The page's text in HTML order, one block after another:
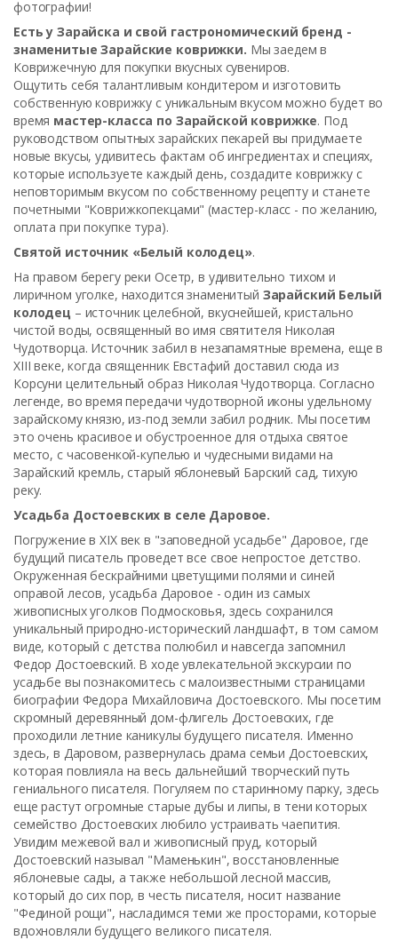
фотографии!
Есть у Зарайска и свой гастрономический бренд -
знаменитые Зарайские коврижки. Мы заедем в
Коврижечную для покупки вкусных сувениров.
Ощутить себя талантливым кондитером и изготовить
собственную коврижку с уникальным вкусом можно будет во
время мастер-класса по Зарайской коврижке. Под
руководством опытных зарайских пекарей вы придумаете
новые вкусы, удивитесь фактам об ингредиентах и специях,
которые используете каждый день, создадите коврижку с
неповторимым вкусом по собственному рецепту и станете
почетными "Коврижкопекцами" (мастер-класс - по желанию,
оплата при покупке тура).
Святой источник «Белый колодец».
На правом берегу реки Осетр, в удивительно тихом и
лиричном уголке, находится знаменитый Зарайский Белый
колодец – источник целебной, вкуснейшей, кристально
чистой воды, освященный во имя святителя Николая
Чудотворца. Источник забил в незапамятные времена, еще в
XIII веке, когда священник Евстафий доставил сюда из
Корсуни целительный образ Николая Чудотворца. Согласно
легенде, во время передачи чудотворной иконы удельному
зарайскому князю, из-под земли забил родник. Мы посетим
это очень красивое и обустроенное для отдыха святое
место, с часовенкой-купелью и чудесными видами на
Зарайский кремль, старый яблоневый Барский сад, тихую
реку.
Усадьба Достоевских в селе Даровое.
Погружение в XIX век в "заповедной усадьбе" Даровое, где
будущий писатель проведет все свое непростое детство.
Окруженная бескрайними цветущими полями и синей
оправой лесов, усадьба Даровое - один из самых
живописных уголков Подмосковья, здесь сохранился
уникальный природно-исторический ландшафт, в том самом
виде, который с детства полюбил и навсегда запомнил
Федор Достоевский. В ходе увлекательной экскурсии по
усадьбе вы познакомитесь с малоизвестными страницами
биографии Федора Михайловича Достоевского. Мы посетим
скромный деревянный дом-флигель Достоевских, где
проходили летние каникулы будущего писателя. Именно
здесь, в Даровом, развернулась драма семьи Достоевских,
которая повлияла на весь дальнейший творческий путь
гениального писателя. Погуляем по старинному парку, здесь
еще растут огромные старые дубы и липы, в тени которых
семейство Достоевских любило устраивать чаепития.
Увидим межевой вал и живописный пруд, который
Достоевский называл "Маменькин", восстановленные
яблоневые сады, а также небольшой лесной массив,
который до сих пор, в честь писателя, носит название
"Фединой рощи", насладимся теми же просторами, которые
вдохновляли будущего великого писателя.